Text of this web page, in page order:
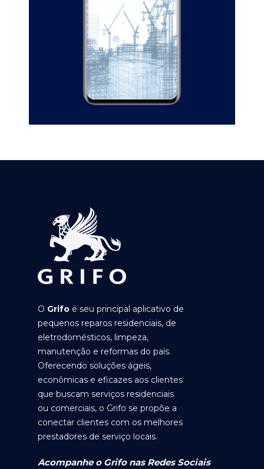
O Grifo é seu principal aplicativo de
pequenos reparos residenciais, de
eletrodomésticos, limpeza,
manutenção e reformas do país.
Oferecendo soluções ágeis,
econômicas e eficazes aos clientes
que buscam serviços residenciais
ou comerciais, o Grifo se propõe a
conectar clientes com os melhores
prestadores de serviço locais.
Acompanhe o Grifo nas Redes Sociais